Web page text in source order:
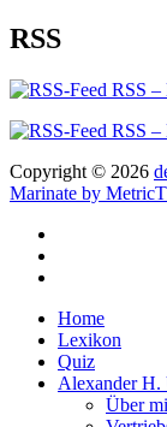
RSS
RSS –
RSS –
Copyright © 2026
Marinate by
Home
Lexikon
Quiz
Alexander H.
Über